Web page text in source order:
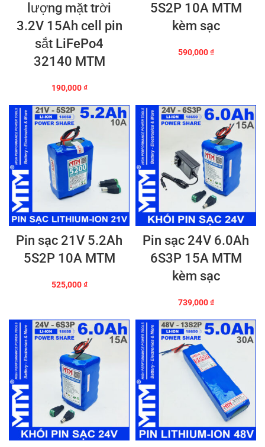
lượng mặt trời
3.2V 15Ah cell pin
sắt LiFePo4
32140 MTM
190,000₫
5S2P 10A MTM
kèm sạc
590,000₫
Pin sạc 21V 5.2Ah
5S2P 10A MTM
525,000₫
Pin sạc 24V 6.0Ah
6S3P 15A MTM
kèm sạc
739,000₫